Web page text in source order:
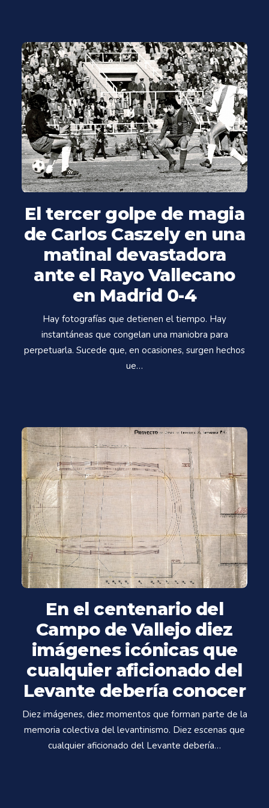
El tercer golpe de magia
de Carlos Caszely en una
matinal devastadora
ante el Rayo Vallecano
en Madrid 0-4
Hay fotografías que detienen el tiempo. Hay
instantáneas que congelan una maniobra para
perpetuarla. Sucede que, en ocasiones, surgen hechos
ue…
En el centenario del
Campo de Vallejo diez
imágenes icónicas que
cualquier aficionado del
Levante debería conocer
Diez imágenes, diez momentos que forman parte de la
memoria colectiva del levantinismo. Diez escenas que
cualquier aficionado del Levante debería…